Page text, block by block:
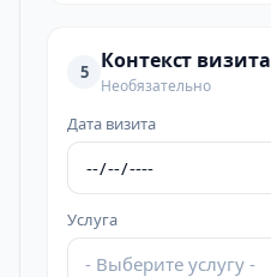
5 Контекст визита
Необязательно
Дата визита
Услуга
- Выберите услугу -